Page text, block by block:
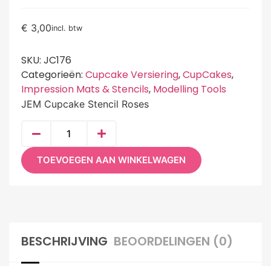
€ 3,00incl. btw
SKU: JC176
Categorieën: Cupcake Versiering,CupCakes,
Impression Mats & Stencils, Modelling Tools
JEM Cupcake Stencil Roses
TOEVOEGEN AAN WINKELWAGEN
BESCHRIJVING BEOORDELINGEN (0)